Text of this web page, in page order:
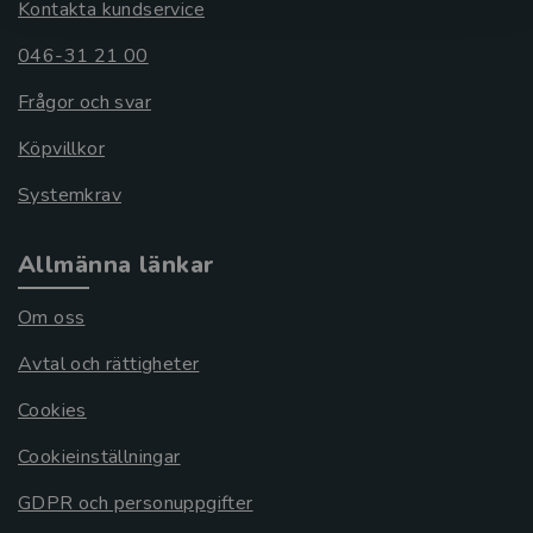
Kontakta kundservice
046-31 21 00
Frågor och svar
Köpvillkor
Systemkrav
Allmänna länkar
Om oss
Avtal och rättigheter
Cookies
Cookieinställningar
GDPR och personuppgifter